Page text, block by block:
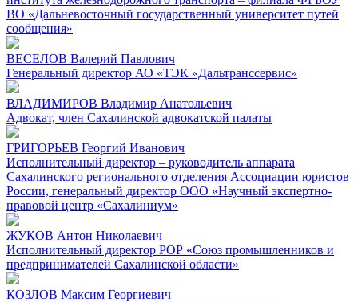
ВО «Дальневосточный государственный университет путей
сообщения»
ВЕСЕЛОВ Валерий Павлович
Генеральный директор АО «ТЭК «Дальтранссервис»
ВЛАДИМИРОВ Владимир Анатольевич
Адвокат, член Сахалинской адвокатской палаты
ГРИГОРЬЕВ Георгий Иванович
Исполнительный директор – руководитель аппарата
Сахалинского регионального отделения Ассоциации юристов
России, генеральный директор ООО «Научный экспертно-
правовой центр «Сахалиниум»
ЖУКОВ Антон Николаевич
Исполнительный директор РОР «Союз промышленников и
предпринимателей Сахалинской области»
КОЗЛОВ Максим Георгиевич